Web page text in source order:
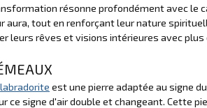
résonne profondément avec le
aura, tout en renforçant leur nature
leurs rêves et visions intérieures avec plus
labradorite est une pierre adaptée au signe
ce signe d'air double et changeant. Cette